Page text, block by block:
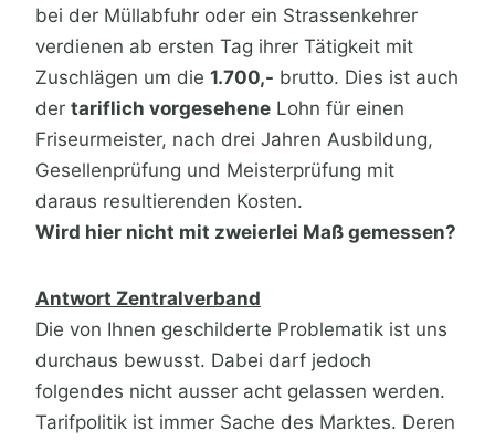
bei der Müllabfuhr oder ein Strassenkehrer
verdienen ab ersten Tag ihrer Tätigkeit mit
Zuschlägen um die 1.700,- brutto. Dies ist auch
der tariflich vorgesehene Lohn für einen
Friseurmeister, nach drei Jahren Ausbildung,
Gesellenprüfung und Meisterprüfung mit
daraus resultierenden Kosten.
Wird hier nicht mit zweierlei Maß gemessen?
Antwort Zentralverband
Die von Ihnen geschilderte Problematik ist uns
durchaus bewusst. Dabei darf jedoch
folgendes nicht ausser acht gelassen werden.
Tarifpolitik ist immer Sache des Marktes. Deren